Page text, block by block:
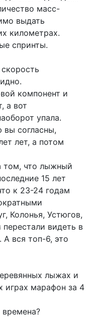
масс-
выдать
километрах.
спринты.
компонент и
а вот
упала.
вы согласны,
лет, а потом
том, что лыжный
15 лет
к 23-24 годам
Колонья, Устюгов,
видеть в
вся топ-6, это
лыжах и
играх марафон за 4